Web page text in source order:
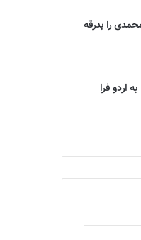
را بدرقه
را به اردو فرا